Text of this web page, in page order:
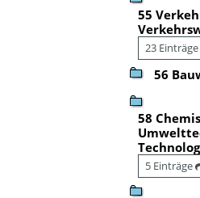
55
23 Einträge
56
58
5 Einträge